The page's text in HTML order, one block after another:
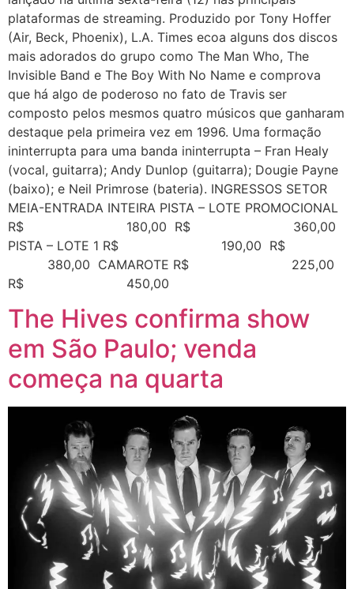
plataformas de streaming. Produzido por Tony Hoffer
(Air, Beck, Phoenix), L.A. Times ecoa alguns dos discos
mais adorados do grupo como The Man Who, The
Invisible Band e The Boy With No Name e comprova
que há algo de poderoso no fato de Travis ser
composto pelos mesmos quatro músicos que ganharam
destaque pela primeira vez em 1996. Uma formação
ininterrupta para uma banda ininterrupta – Fran Healy
(vocal, guitarra); Andy Dunlop (guitarra); Dougie Payne
(baixo); e Neil Primrose (bateria). INGRESSOS SETOR
MEIA-ENTRADA INTEIRA PISTA – LOTE PROMOCIONAL
R$ 180,00 R$ 360,00
PISTA – LOTE 1 R$ 190,00 R$
380,00 CAMAROTE R$ 225,00
R$ 450,00
The Hives confirma show
em São Paulo; venda
começa na quarta